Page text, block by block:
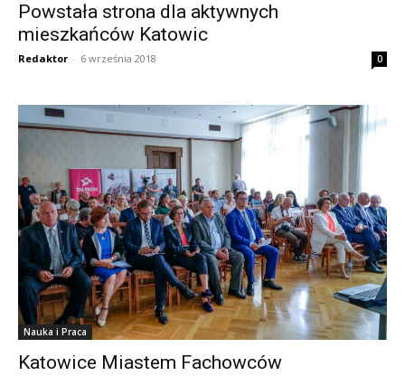
Powstała strona dla aktywnych
mieszkańców Katowic
Redaktor - 6 września 2018 0
Nauka i Praca
Katowice Miastem Fachowców